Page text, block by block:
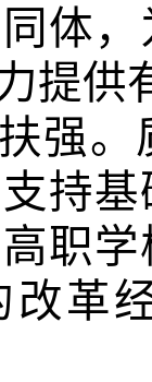
体
提供
。
持
职
改革